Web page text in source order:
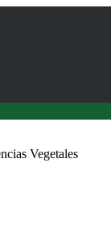
Vegetales